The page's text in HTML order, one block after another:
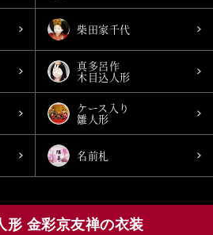
柴田家千代
真多呂作
木目込人形
ケース入り
雛人形
名前札
形 金彩京友禅の衣装